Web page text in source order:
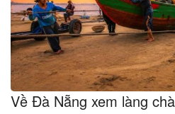
Về Đà Nẵng xem làng